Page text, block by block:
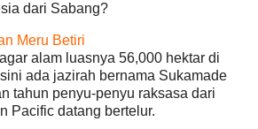
dari Sabang?
Meru Betiri
alam luasnya 56,000 hektar di
ada jazirah bernama Sukamade
tahun penyu-penyu raksasa dari
Pacific datang bertelur.